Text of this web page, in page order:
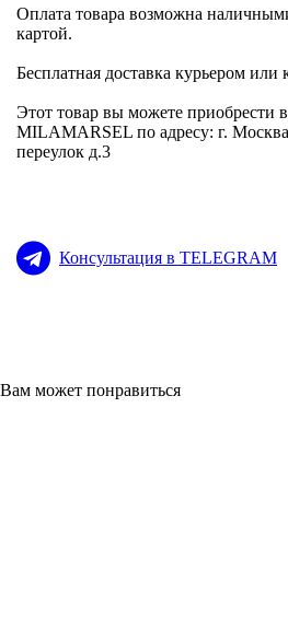
Оплата товара возможна
картой.
Бесплатная доставка курьером
Этот товар вы можете приобрести
MILAMARSEL по адресу: г.
переулок д.3
Консультация в TELEGRAM
Вам может понравиться